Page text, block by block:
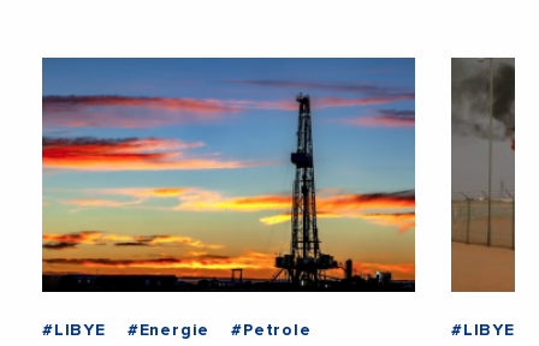
#LIBYE #Energie #Petrole #LIBYE